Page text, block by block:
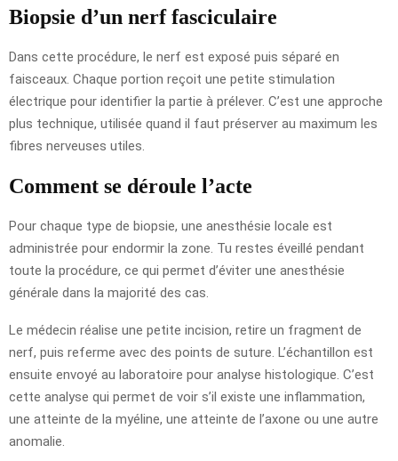
Biopsie d’un nerf fasciculaire
Dans cette procédure, le nerf est exposé puis séparé en
faisceaux. Chaque portion reçoit une petite stimulation
électrique pour identifier la partie à prélever. C’est une approche
plus technique, utilisée quand il faut préserver au maximum les
fibres nerveuses utiles.
Comment se déroule l’acte
Pour chaque type de biopsie, une anesthésie locale est
administrée pour endormir la zone. Tu restes éveillé pendant
toute la procédure, ce qui permet d’éviter une anesthésie
générale dans la majorité des cas.
Le médecin réalise une petite incision, retire un fragment de
nerf, puis referme avec des points de suture. L’échantillon est
ensuite envoyé au laboratoire pour analyse histologique. C’est
cette analyse qui permet de voir s’il existe une inflammation,
une atteinte de la myéline, une atteinte de l’axone ou une autre
anomalie.